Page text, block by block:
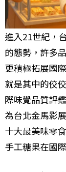
進入21世紀，
的態勢，許多
更積極拓展國
就是其中的佼
際味覺品質評
為台北金馬影
十大最美味零
手工糖果在國